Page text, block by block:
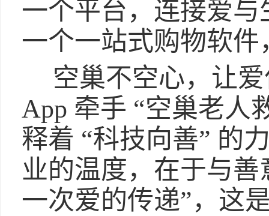
一个平台，连接爱
一个一站式购物软
空巢不空心，让
App 牵手 “空巢老人
释着 “科技向善” 的
业的温度，在于与
一次爱的传递”，这